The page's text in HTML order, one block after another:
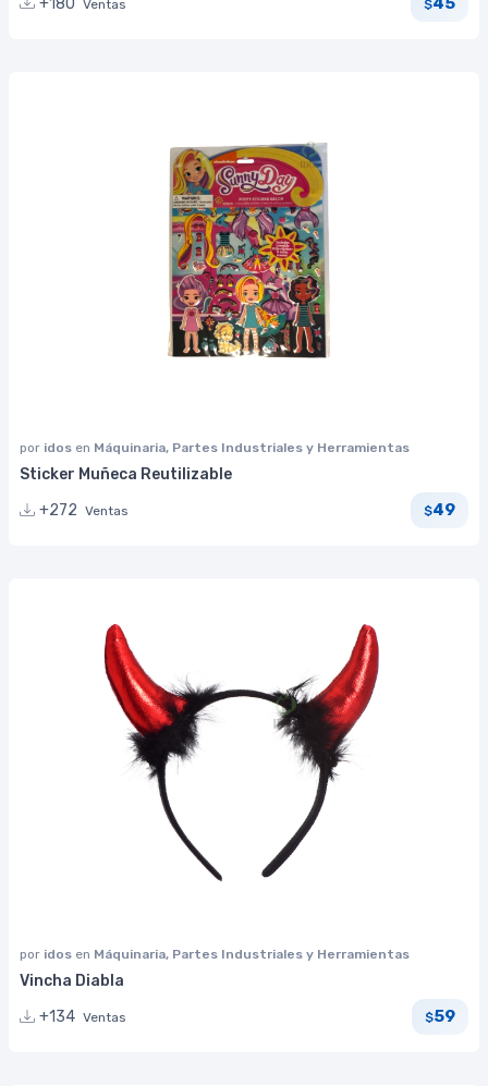
Ventas $
por idos en Máquinaria, Partes Industriales y Herramientas
Sticker Muñeca Reutilizable
+272 Ventas $49
por idos en Máquinaria, Partes Industriales y Herramientas
Vincha Diabla
+134 Ventas $59